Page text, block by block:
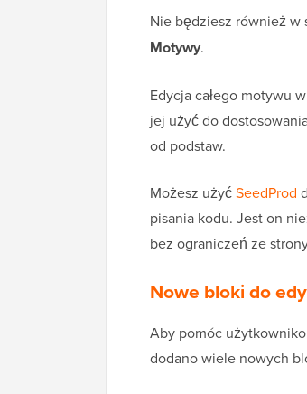
Nie będziesz również w
Motywy.
Edycja całego motywu
jej użyć do
od podstaw.
Możesz użyćSeedProd
pisania kodu. Jest on
bez ograniczeń ze
Nowe bloki do
Aby pomóc
dodano wiele nowych